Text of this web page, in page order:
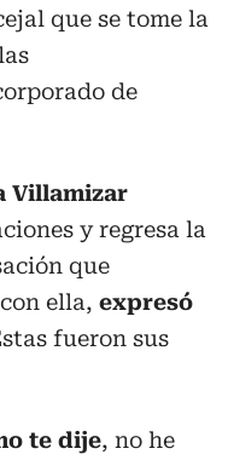
que se tome la
de
Villamizar
y regresa la
que
ella, expresó
fueron sus
te dije, no he